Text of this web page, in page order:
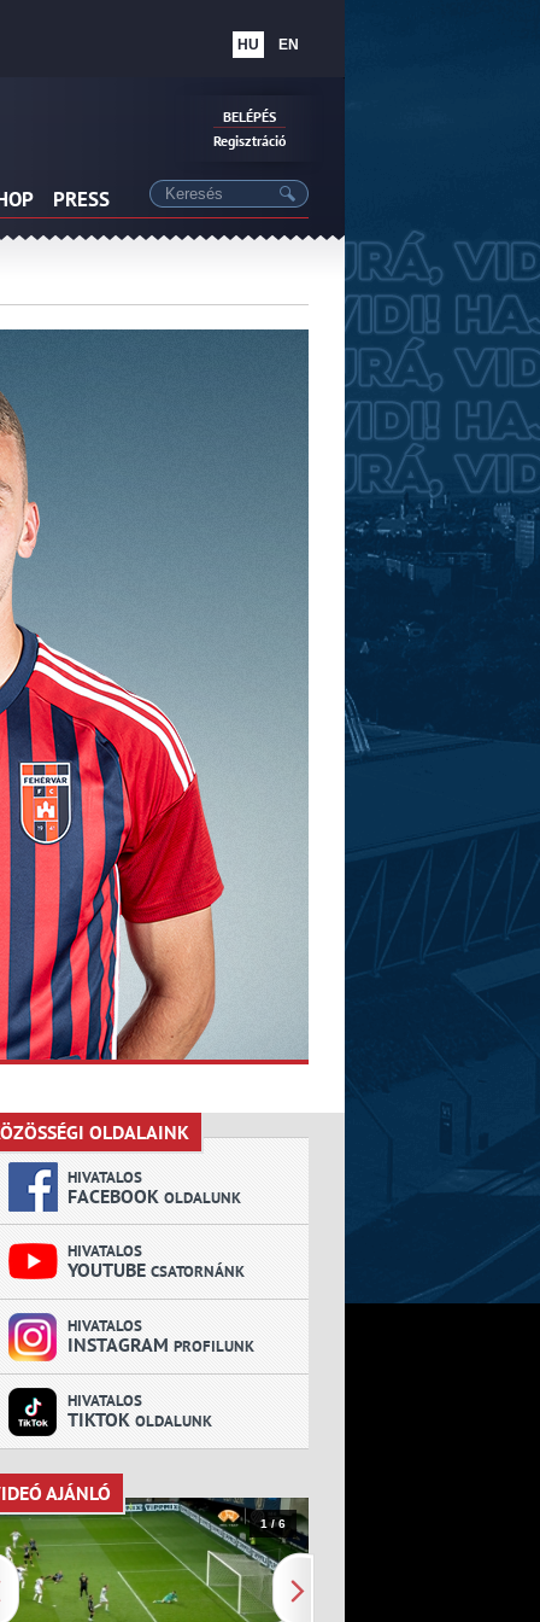
HU EN
PRESS
BELÉPÉS
Regisztráció
OLDALAINK
OLDALAINK
HIVATALOS
FACEBOOK OLDALUNK
HIVATALOS
YOUTUBE CSATORNÁNK
HIVATALOS
INSTAGRAM PROFILUNK
HIVATALOS
TIKTOK OLDALUNK
AJÁNLÓ
AJÁNLÓ
1 / 6